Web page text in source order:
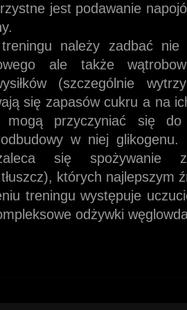
jest podawanie
należy zadbać
ale także
(szczególnie
się zapasów cukru a na
mogą przyczyniać się
w niej
się spożywanie
których najlepszym
treningu występuje
odżywki